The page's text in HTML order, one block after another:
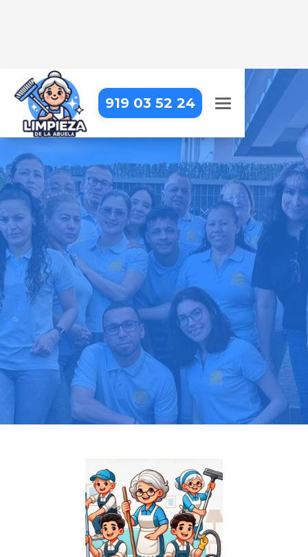
919 03 52 24
LIMPIEZA A DOMICILIO EN
PERALES DE TAJUÑA
Tu hogar siempre estará impecable
con nosotros – profesionales de
confianza que cuidan cada detalle
Pide tu presupuesto gratis
Llama hoy: 919 03 52 24
Más de 1000 clientes confían en nosotros
⭐⭐⭐⭐⭐